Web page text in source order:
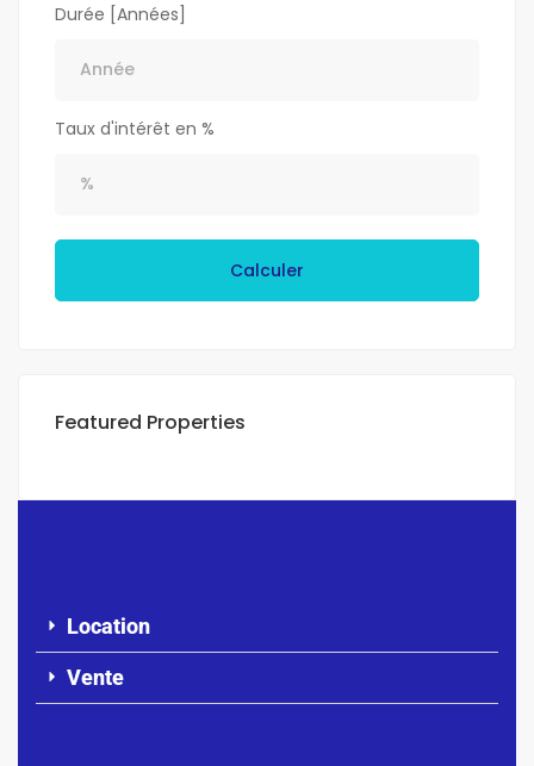
Durée [Années]
Taux d'intérêt en %
Calculer
Featured Properties
Location
Vente